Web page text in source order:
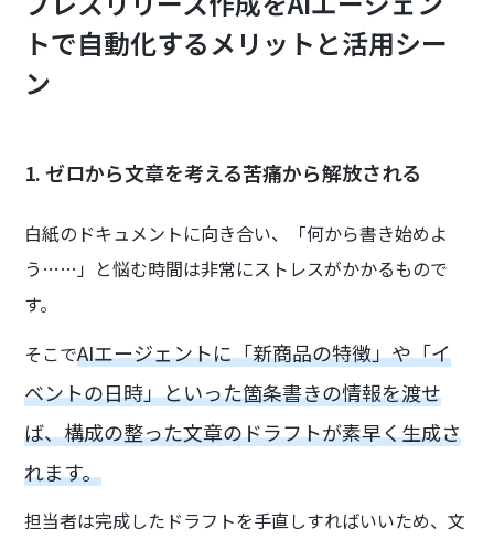
トで自動化するメリットと活用シー
ン
1. ゼロから文章を考える苦痛から解放される
白紙のドキュメントに向き合い、「何から書き始めよ
う……」と悩む時間は非常にストレスがかかるもので
す。
そこでAIエージェントに「新商品の特徴」や「イ
ベントの日時」といった箇条書きの情報を渡せ
ば、構成の整った文章のドラフトが素早く生成さ
れます。
担当者は完成したドラフトを手直しすればいいため、文